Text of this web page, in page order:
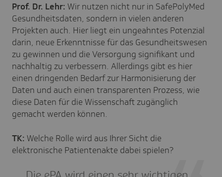
Prof. Dr. Lehr: Wir nutzen nicht nur in SafePolyMed
Gesundheitsdaten, sondern in vielen anderen
Projekten auch. Hier liegt ein ungeahntes Potenzial
darin, neue Erkenntnisse für das Gesundheitswesen
zu gewinnen und die Versorgung signifikant und
nachhaltig zu verbessern. Allerdings gibt es hier
einen dringenden Bedarf zur Harmonisierung der
Daten und auch einen transparenten Prozess, wie
diese Daten für die Wissenschaft zugänglich
gemacht werden können.
TK: Welche Rolle wird aus Ihrer Sicht die
elektronische Patientenakte dabei spielen?